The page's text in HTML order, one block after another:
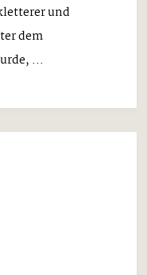
und
dem
...